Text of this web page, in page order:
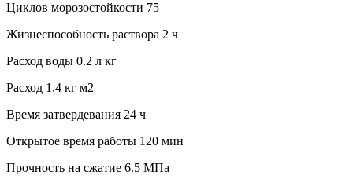
Циклов морозостойкости 75
Жизнеспособность раствора 2 ч
Расход воды 0.2 л кг
Расход 1.4 кг м2
Время затвердевания 24 ч
Открытое время работы 120 мин
Прочность на сжатие 6.5 МПа